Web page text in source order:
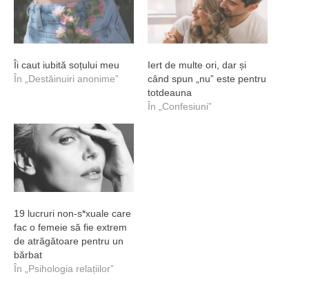
Îi caut iubită soțului meu
În „Destăinuiri anonime”
Iert de multe ori, dar și
când spun „nu” este pentru
totdeauna
În „Confesiuni”
19 lucruri non-s*xuale care
fac o femeie să fie extrem
de atrăgătoare pentru un
bărbat
În „Psihologia relațiilor”